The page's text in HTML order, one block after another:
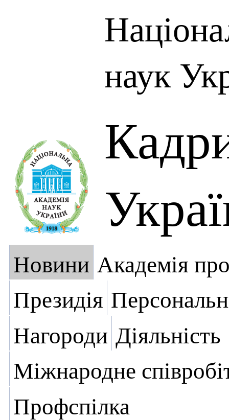
наук
Новини Академія
Президія
Нагороди Діяльність
Міжнародне
Профспілка